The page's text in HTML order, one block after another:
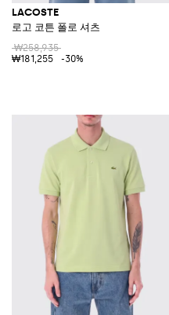
LACOSTE
로고 코튼 폴로 셔츠
₩258,935
₩181,255
-30%